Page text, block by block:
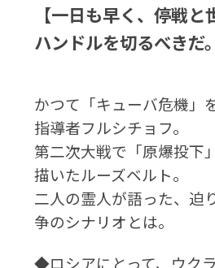
【一日も早く、停戦と
ハンドルを切るべきだ
かつて「キューバ危機」
指導者フルシチョフ。
第二次大戦で「原爆投下
描いたルーズベルト。
二人の霊人が語った、迫
争のシナリオとは。
◆ロシアにとって、ウク